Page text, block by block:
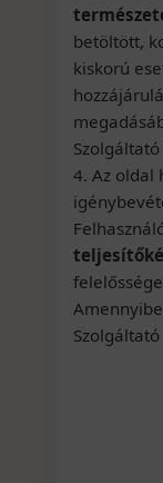
betöltött,
kiskorú
4. Az oldal